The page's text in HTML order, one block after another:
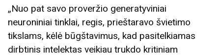
„Nuo pat savo proveržio generatyviniai
neuroniniai tinklai, regis, prieštaravo švietimo
tikslams, kėlė būgštavimus, kad pasitelkiamas
dirbtinis intelektas veikiau trukdo kritiniam